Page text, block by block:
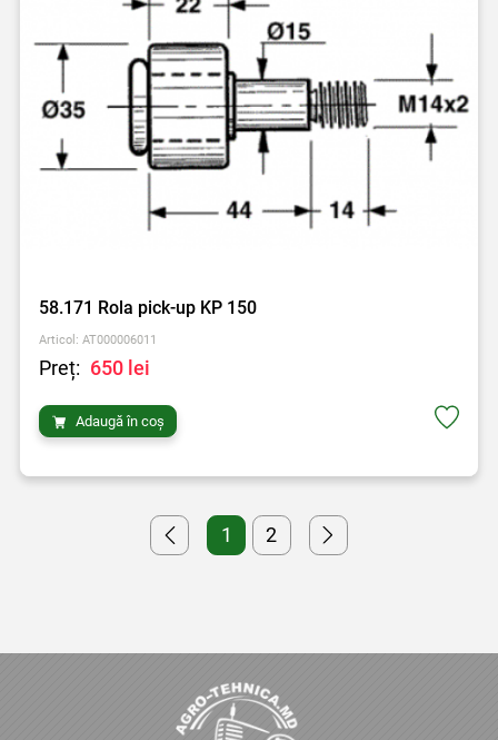
58.171 Rola pick-up KP 150
Articol: AT000006011
Preț: 650 lei
Adaugă în coș
1 2